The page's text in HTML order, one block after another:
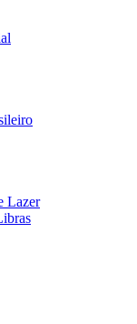
Lazer